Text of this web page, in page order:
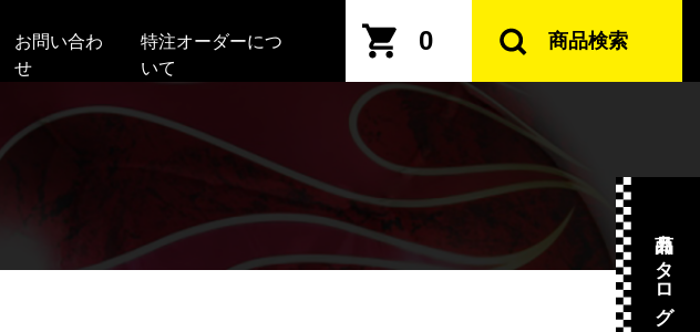
お問い合わ
せ
特注オーダーにつ
いて
0 商品検索
商品カタログ